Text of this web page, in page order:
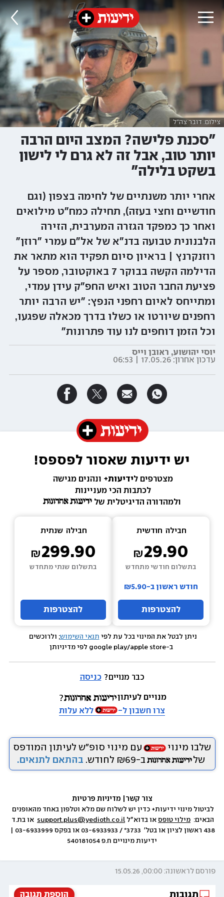
צילום: דובר צה"ל
"סכנת פלישה? המצב היום הרבה
יותר טוב, אבל זה לא גרם לי לישון
בשקט בלילה"
אחרי יותר משנתיים של לחימה בצפון (וגם
חודשיים וחצי בעזה), תחילה כמח"ט מילואים
ואחר כך כמפקד הגזרה המערבית, הזירה
הלבנונית טבועה בדנ"א של אל"ם עמרי "רוזן"
רוזנקרנץ | בראיון סיום תפקיד הוא מתאר את
הדילמה הקשה בבוקר 7 באוקטובר, מספר על
פציעת החבר הטוב ואיש החפ"ק עידן עמדי,
ומתייחס לאיום רחפני הנפץ: "יש הרבה יותר
רחפנים שיורטו או כשלו בדרך מכאלה שפגעו,
וכל הזמן דוחפים לנו עוד פתרונות"
יוסי יהושוע, ראובן וייס
עדכון אחרון:17.05.26 | 06:53
יש ידיעות שאסור לפספס!
מצטרפים לידיעות+ ונהנים מגישה
לכתבות הכי מעניינות
ולמהדורה הדיגיטלית של
חבילה חודשית
29.90
בתשלום חודשי מתחדש
חודש ראשון ב-₪5.90
להצטרפות
חבילה שנתית
299.90
בתשלום שנתי מתחדש
להצטרפות
ניתן לבטל את המינוי בכל עת לפי תנאי השימוש; ולרוכשים
כבר מנויים? כניסה
מנויים לעיתון
צרו חשבון ל-
ללא עלות
שלבו מינוי
עם מינוי סופ״ש לעיתון המודפס
של
ב-₪69 לחודש. בהתאם לתנאים.
צור קשר
הבאים: מילוי טופס או בדוא״ל support.plus@yedioth.co.il
ידיעות מינויים ח.פ 540181054
פורסם לראשונה: 00:00, 15.05.26
הוספת תגובה תגובות